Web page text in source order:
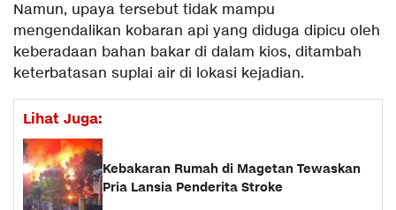
Namun, upaya tersebut tidak mampu
mengendalikan kobaran api yang diduga dipicu oleh
keberadaan bahan bakar di dalam kios, ditambah
keterbatasan suplai air di lokasi kejadian.
Lihat Juga:
Kebakaran Rumah di Magetan Tewaskan
Pria Lansia Penderita Stroke